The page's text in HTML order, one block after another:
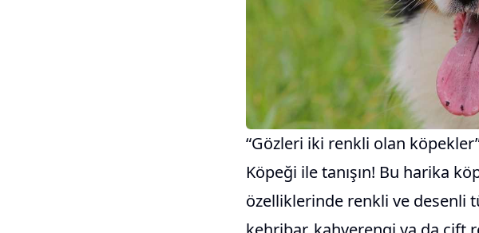
“Gözleri iki renkli olan
Köpeği ile tanışın! Bu harika
özelliklerinde renkli ve desenli